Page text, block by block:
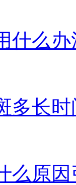
什么
多长
么原